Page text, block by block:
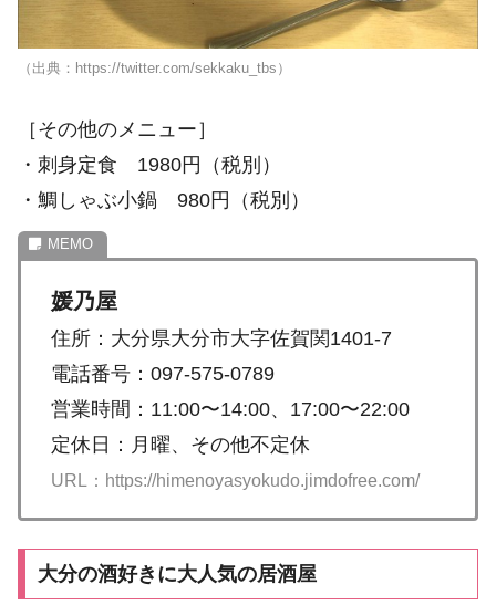
（出典：https://twitter.com/sekkaku_tbs）
［その他のメニュー］
・刺身定食 1980円（税別）
・鯛しゃぶ小鍋 980円（税別）
媛乃屋
住所：大分県大分市大字佐賀関1401-7
電話番号：097-575-0789
営業時間：11:00〜14:00、17:00〜22:00
定休日：月曜、その他不定休
URL：https://himenoyasyokudo.jimdofree.com/
大分の酒好きに大人気の居酒屋